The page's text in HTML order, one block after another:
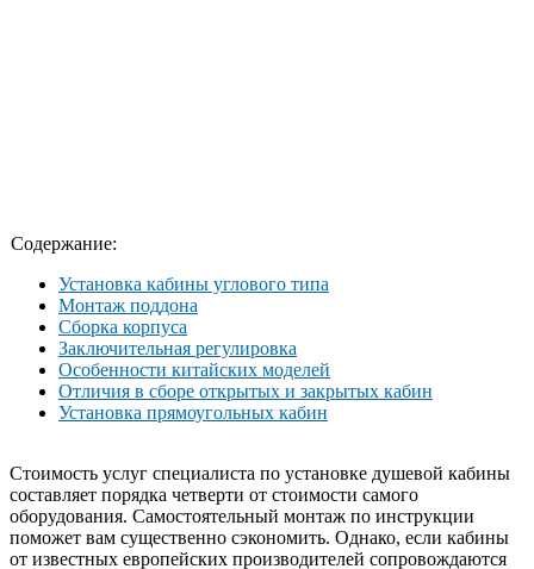
Содержание:
Установка кабины углового типа
Монтаж поддона
Сборка корпуса
Заключительная регулировка
Особенности китайских моделей
Отличия в сборе открытых и закрытых кабин
Установка прямоугольных кабин
Стоимость услуг специалиста по установке душевой кабины
составляет порядка четверти от стоимости самого
оборудования. Самостоятельный монтаж по инструкции
поможет вам существенно сэкономить. Однако, если кабины
от известных европейских производителей сопровождаются